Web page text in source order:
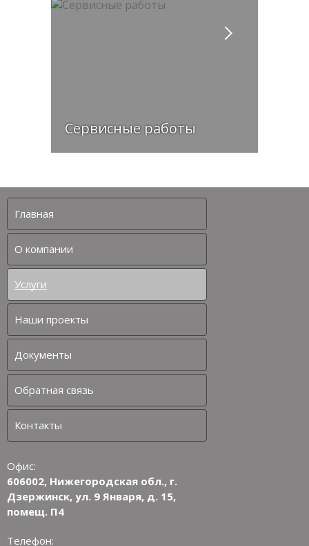
Сервисные работы
Главная
О компании
Услуги
Наши проекты
Документы
Обратная связь
Контакты
Офис:
606002, Нижегородская обл., г.
Дзержинск, ул. 9 Января, д. 15,
помещ. П4
Телефон: